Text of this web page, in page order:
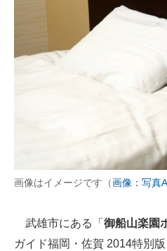
画像はイメージです（画像：写真
武雄市にある「 御船山楽園
ガイド福岡・佐賀 2014特別